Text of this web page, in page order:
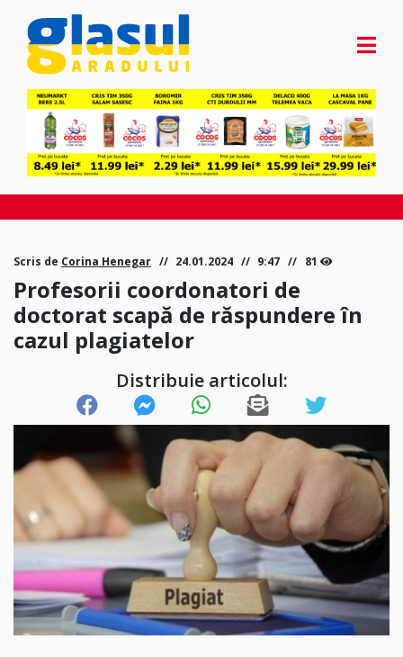
Scris de Corina Henegar 24.01.2024 9:47 81
Profesorii coordonatori de
doctorat scapă de răspundere în
cazul plagiatelor
Distribuie articolul: